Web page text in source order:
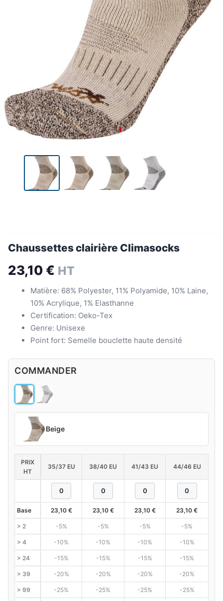
Chaussettes clairière Climasocks
23,10 € HT
Matière: 68% Polyester, 11% Polyamide, 10% Laine,
10% Acrylique, 1% Elasthanne
Certification: Oeko-Tex
Genre: Unisexe
Point fort: Semelle bouclette haute densité
COMMANDER
Beige
PRIX
HT
35/37 EU 38/40 EU 41/43 EU 44/46 EU
Base 23,10 € 23,10 € 23,10 € 23,10 €
> 2 -5% -5% -5% -5%
> 4 -10% -10% -10% -10%
> 24 -15% -15% -15% -15%
> 39 -20% -20% -20% -20%
> 99 -25% -25% -25% -25%